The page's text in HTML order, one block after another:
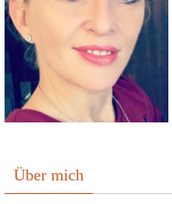
Über mich